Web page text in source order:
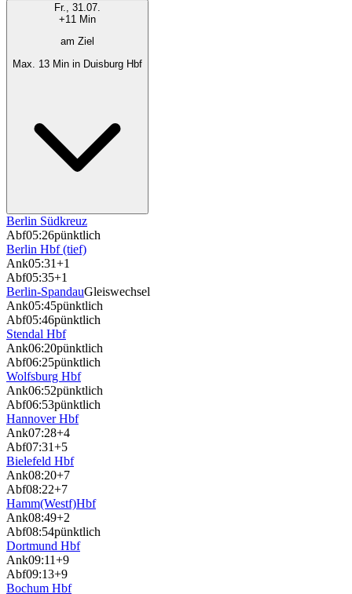
Fr., 31.07.
+11 Min
am Ziel
Max. 13 Min in Duisburg Hbf
Berlin Südkreuz
Abf05:26pünktlich
Berlin Hbf (tief)
Ank05:31+1
Abf05:35+1
Berlin-SpandauGleiswechsel
Ank05:45pünktlich
Abf05:46pünktlich
Stendal Hbf
Ank06:20pünktlich
Abf06:25pünktlich
Wolfsburg Hbf
Ank06:52pünktlich
Abf06:53pünktlich
Hannover Hbf
Ank07:28+4
Abf07:31+5
Bielefeld Hbf
Ank08:20+7
Abf08:22+7
Hamm(Westf)Hbf
Ank08:49+2
Abf08:54pünktlich
Dortmund Hbf
Ank09:11+9
Abf09:13+9
Bochum Hbf